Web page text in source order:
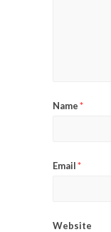
Name*
Email*
Website